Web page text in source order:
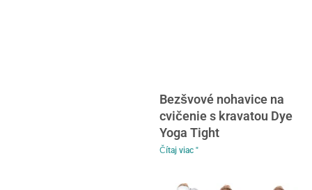
Bezšvové nohavice na
cvičenie s kravatou Dye
Yoga Tight
Čítaj viac "